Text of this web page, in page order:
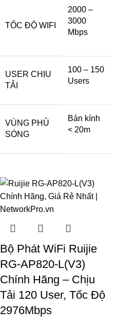
TỐC ĐỘ WIFI
2000 –
3000
Mbps
USER CHỊU
TẢI
100 – 150
Users
VÙNG PHỦ
SÓNG
Bán kính
< 20m
Bộ Phát WiFi Ruijie
RG-AP820-L(V3)
Chính Hãng – Chịu
Tải 120 User, Tốc Độ
2976Mbps